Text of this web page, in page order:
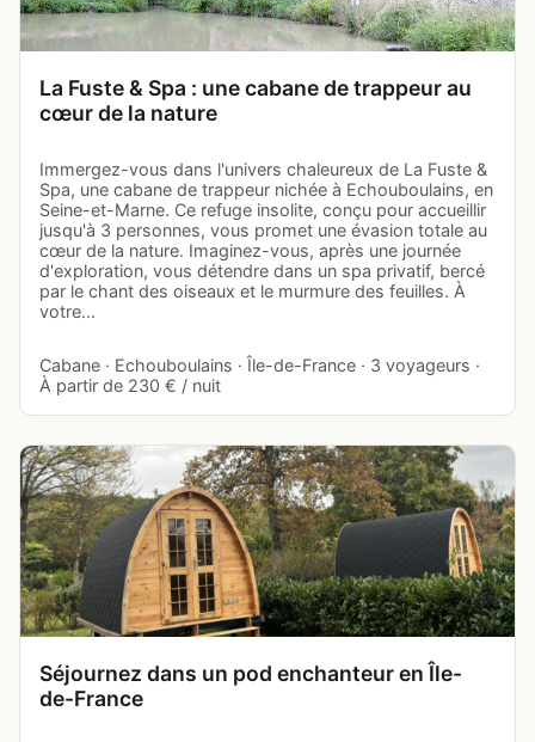
La Fuste & Spa : une cabane de trappeur au
cœur de la nature
Immergez-vous dans l'univers chaleureux de La Fuste &
Spa, une cabane de trappeur nichée à Echouboulains, en
Seine-et-Marne. Ce refuge insolite, conçu pour accueillir
jusqu'à 3 personnes, vous promet une évasion totale au
cœur de la nature. Imaginez-vous, après une journée
d'exploration, vous détendre dans un spa privatif, bercé
par le chant des oiseaux et le murmure des feuilles. À
votre…
Cabane · Echouboulains · Île-de-France · 3 voyageurs ·
À partir de 230 € / nuit
Séjournez dans un pod enchanteur en Île-
de-France